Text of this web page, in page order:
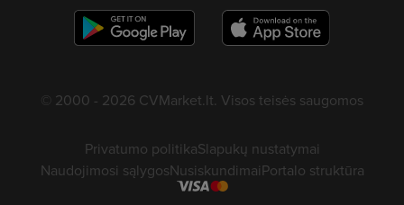
© 2000 - 2026 CVMarket.lt. Visos teisės saugomos
Privatumo politikaSlapukų nustatymai
Naudojimosi sąlygosNusiskundimaiPortalo struktūra